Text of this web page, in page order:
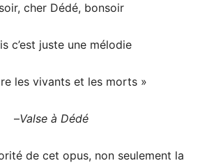
cher Dédé, bonsoir
c’est juste une mélodie
les vivants et les morts »
–Valse à Dédé
de cet opus, non seulement la